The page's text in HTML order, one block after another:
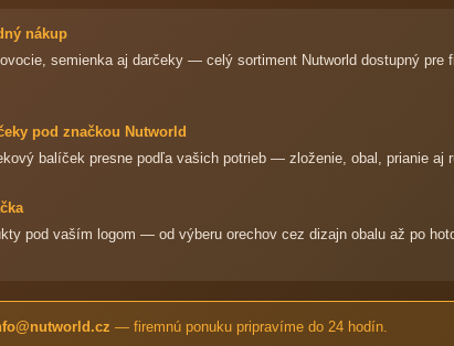
nákup
semienka aj darčeky — celý sortiment Nutworld dostupný pre
pod značkou Nutworld
balíček presne podľa vašich potrieb — zloženie, obal, prianie aj
pod vaším logom — od výberu orechov cez dizajn obalu až po
— firemnú ponuku pripravíme do 24 hodín.